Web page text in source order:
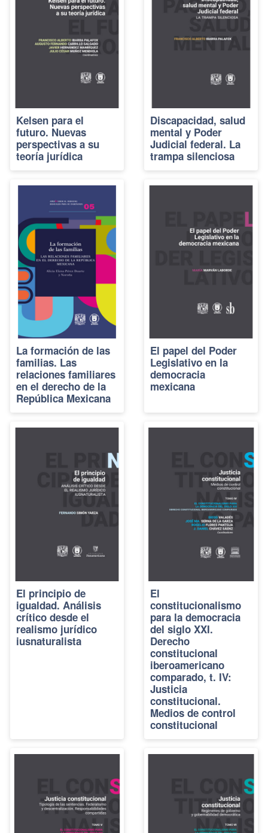
Kelsen para el
futuro. Nuevas
perspectivas a su
teoría jurídica
Discapacidad, salud
mental y Poder
Judicial federal. La
trampa silenciosa
La formación de las
familias. Las
relaciones familiares
en el derecho de la
República Mexicana
El papel del Poder
Legislativo en la
democracia
mexicana
El principio de
igualdad. Análisis
crítico desde el
realismo jurídico
iusnaturalista
El
constitucionalismo
para la democracia
del siglo XXI.
Derecho
constitucional
iberoamericano
comparado, t. IV:
Justicia
constitucional.
Medios de control
constitucional